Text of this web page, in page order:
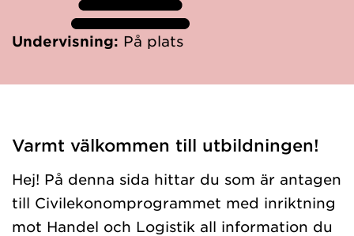
Undervisning: På plats
Varmt välkommen till utbildningen!
Hej! På denna sida hittar du som är antagen
till Civilekonomprogrammet med inriktning
mot Handel och Logistik all information du